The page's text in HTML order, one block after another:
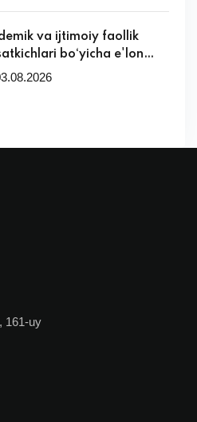
va ijtimoiy faollik
bo‘yicha e'lon
dastlabki natijalarga
161-uy